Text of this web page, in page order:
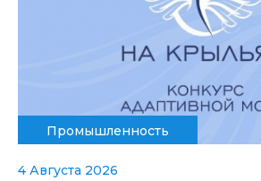
Промышленность
4 Августа 2026